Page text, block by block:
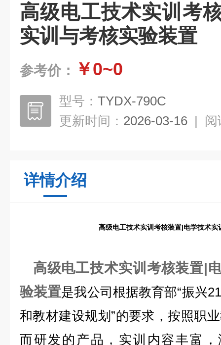
高级电工技术实训考
实训与考核实验装置
参考价： ￥0~0
型号： TYDX-790C
更新时间： 2026-03-16 | 阅
详情介绍
高级电工技术实训考核装置|电学技术实
高级电工技术实训考核装置|
验装置是我公司根据教育部“振兴
和教材建设规划”的要求，按照职
而研发的产品，实训内容丰富